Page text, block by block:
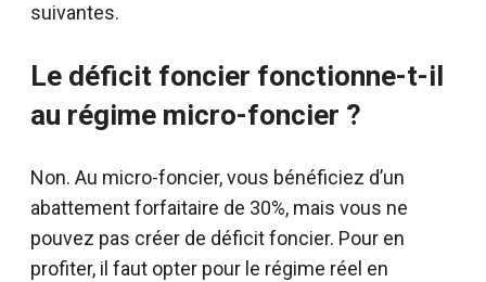
suivantes.
Le déficit foncier fonctionne-t-il
au régime micro-foncier ?
Non. Au micro-foncier, vous bénéficiez d’un
abattement forfaitaire de 30%, mais vous ne
pouvez pas créer de déficit foncier. Pour en
profiter, il faut opter pour le régime réel en